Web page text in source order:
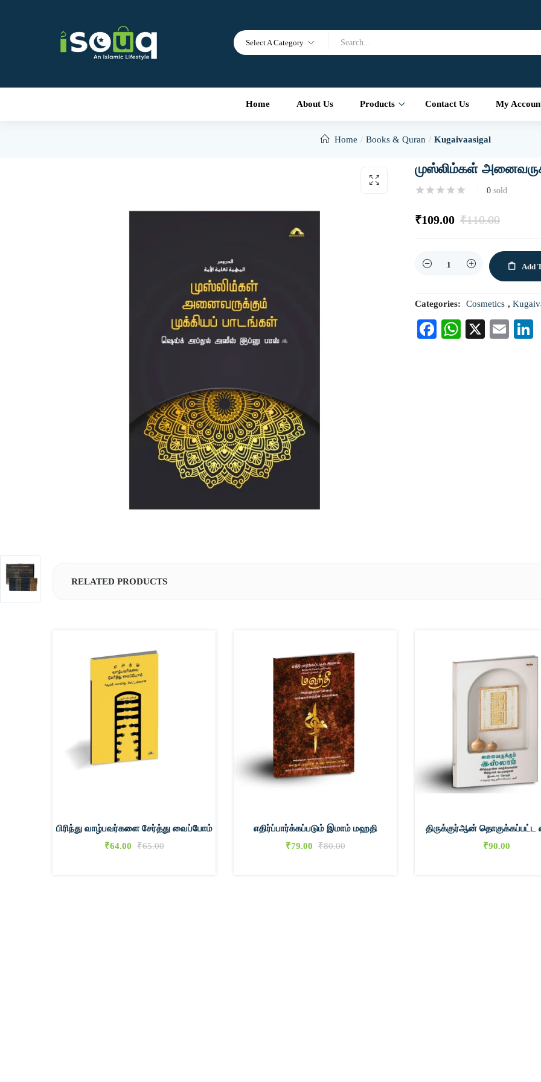
Select A Category
Home About Us Products Contact Us My
Home Books & Quran Kugaivaasigal
முஸ்லிம்கள்
0 sold
₹109.00 ₹110.00
Quantity
Add
Categories: Cosmetics ,
Facebook
WhatsApp
X
RELATED PRODUCTS
பிரிந்து வாழ்பவர்களை சேர்த்து வைப்போம்
₹64.00 ₹65.00
எதிர்ப்பார்க்கப்படும் இமாம் மஹதி
₹79.00 ₹80.00
திருக்குர்ஆன் தொகுக்கப்பட்ட
₹90.00